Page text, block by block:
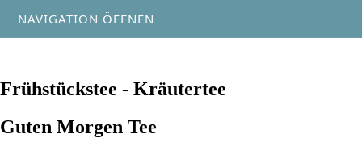
NAVIGATION ÖFFNEN
Frühstückstee - Kräutertee
Guten Morgen Tee